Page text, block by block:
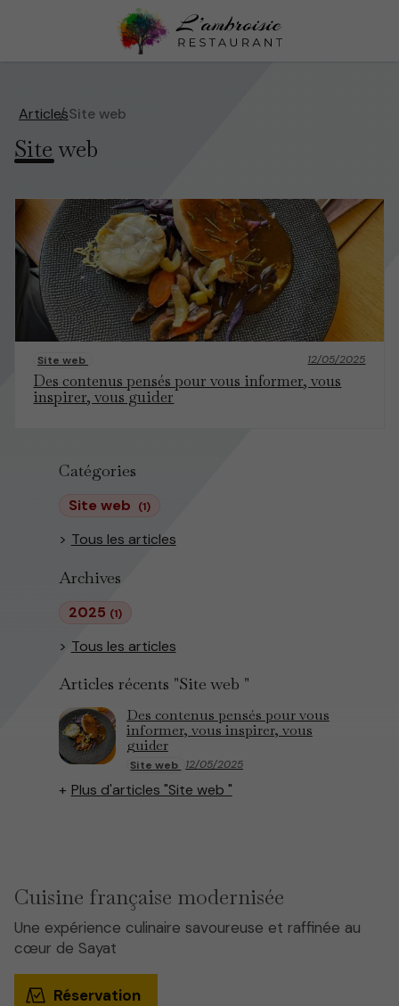
Catégories
Site web (1)
Tous les articles
Archives
2025 (1)
Tous les articles
Articles récents "Site web "
Site web 12/05/2025
Des contenus pensés pour vous
informer, vous inspirer, vous
guider
Plus d'articles "Site web "
ArticlesSite web
Site web
Site web 12/05/2025
Des contenus pensés pour vous informer, vous
inspirer, vous guider
Cuisine française modernisée
Une expérience culinaire savoureuse et raffinée au
cœur de Sayat
Réservation